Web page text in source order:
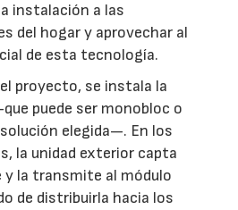
instalación a las
del hogar y aprovechar al
de esta tecnología.
proyecto, se instala la
puede ser monobloc o
elegida—. En los
la unidad exterior capta
y la transmite al módulo
de distribuirla hacia los